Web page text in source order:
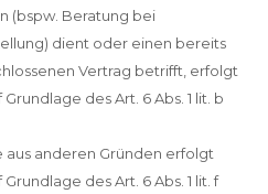
(bspw. Beratung bei
dient oder einen bereits
Vertrag betrifft, erfolgt
des Art. 6 Abs. 1 lit. b
anderen Gründen erfolgt
des Art. 6 Abs. 1 lit. f